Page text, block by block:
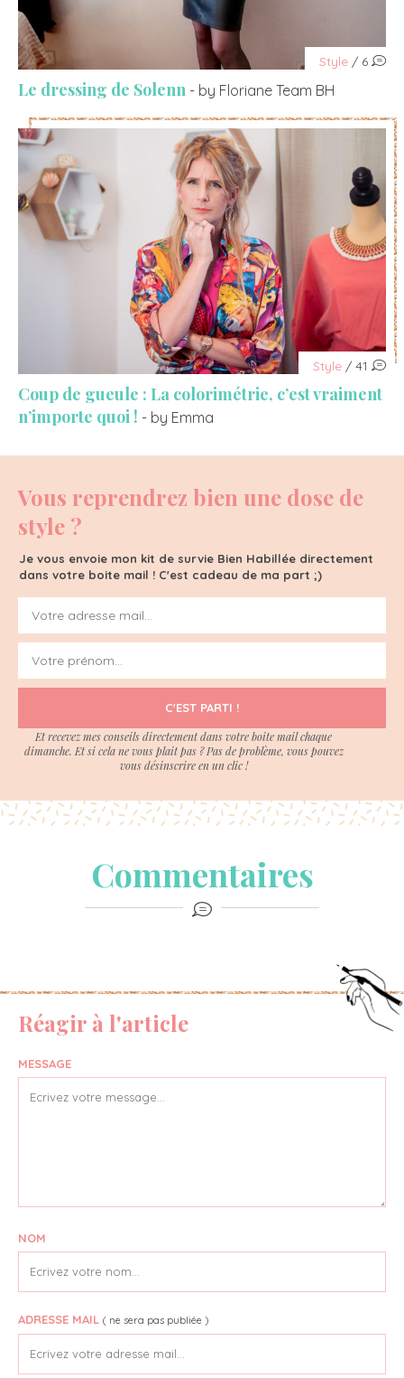
Style / 6
Le dressing de Solenn - by Floriane Team BH
Style / 41
Coup de gueule : La colorimétrie, c’est vraiment
n’importe quoi ! - by Emma
Vous reprendrez bien une dose de
style ?
Je vous envoie mon kit de survie Bien Habillée directement
dans votre boite mail ! C'est cadeau de ma part ;)
C'EST PARTI !
Et recevez mes conseils directement dans votre boite mail chaque
dimanche. Et si cela ne vous plait pas ? Pas de problème, vous pouvez
vous désinscrire en un clic !
Commentaires
Réagir à l'article
MESSAGE
NOM
ADRESSE MAIL ( ne sera pas publiée )